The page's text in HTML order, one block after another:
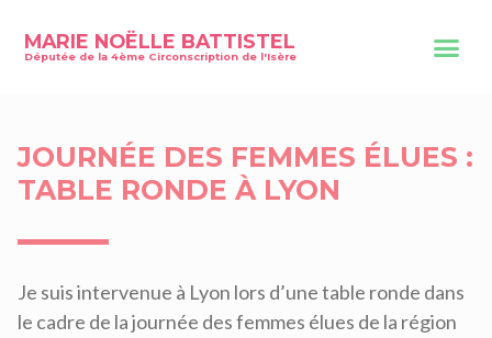
MARIE NOËLLE BATTISTEL
Députée de la 4ème Circonscription de l'Isère
JOURNÉE DES FEMMES ÉLUES :
TABLE RONDE À LYON
Je suis intervenue à Lyon lors d’une table ronde dans
le cadre de la journée des femmes élues de la région